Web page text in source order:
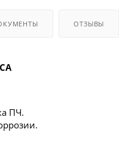
ОТЗЫВЫ
ПЧ.